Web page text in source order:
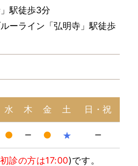
駅徒歩3分
ーライン「弘明寺」駅徒歩
水 木 金 土 日・祝
ー ★ ー
初診の方は17:00)です。